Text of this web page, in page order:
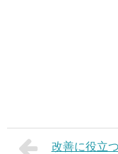
改善に役立